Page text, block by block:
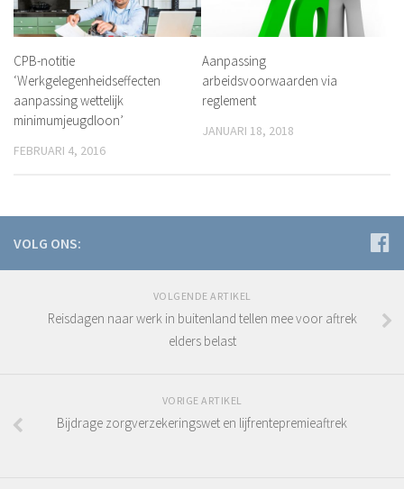
CPB-notitie
‘Werkgelegenheidseffecten
aanpassing wettelijk
minimumjeugdloon’
FEBRUARI 4, 2016
Aanpassing
arbeidsvoorwaarden via
reglement
JANUARI 18, 2018
VOLG ONS:
VOLGENDE ARTIKEL
Reisdagen naar werk in buitenland tellen mee voor aftrek
elders belast
VORIGE ARTIKEL
Bijdrage zorgverzekeringswet en lijfrentepremieaftrek